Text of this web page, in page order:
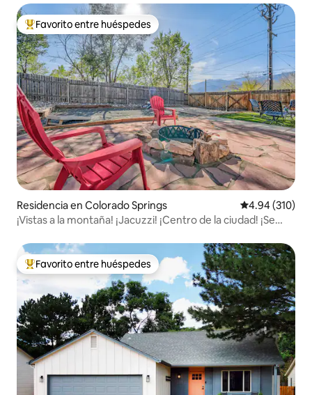
De los mejores en Favorito entre huéspedes
Favorito entre huéspedes
Residencia en Colorado Springs Calificación
4.94 (310)
¡Vistas a la montaña! ¡Jacuzzi! ¡Centro de la ciudad! ¡Se
De los mejores en Favorito entre huéspedes
Favorito entre huéspedes